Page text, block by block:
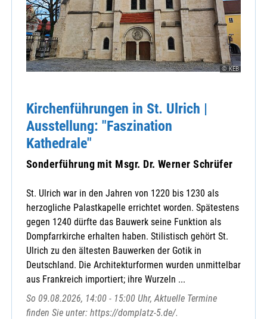
Kath. Erziehergemeinschaft
Kath. Hochschulgemeinde
© KEB
Kirchenführungen in St. Ulrich |
Ausstellung: "Faszination
Kathedrale"
Sonderführung mit Msgr. Dr. Werner Schrüfer
St. Ulrich war in den Jahren von 1220 bis 1230 als
herzogliche Palastkapelle errichtet worden. Spätestens
gegen 1240 dürfte das Bauwerk seine Funktion als
Dompfarrkirche erhalten haben. Stilistisch gehört St.
Ulrich zu den ältesten Bauwerken der Gotik in
Deutschland. Die Architekturformen wurden unmittelbar
aus Frankreich importiert; ihre Wurzeln ...
So 09.08.2026, 14:00 - 15:00 Uhr, Aktuelle Termine
finden Sie unter: https://domplatz-5.de/.